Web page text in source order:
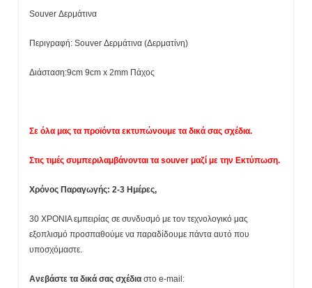
Souver Δερμάτινα
Περιγραφή: Souver Δερμάτινα (Δερματίνη)
Διάσταση:9cm 9cm x 2mm Πάχος
Σε όλα μας τα προϊόντα εκτυπώνουμε τα δικά σας σχέδια.
Στις τιμές συμπεριλαμβάνονται τα souver μαζί με την Εκτύπωση.
Χρόνος Παραγωγής: 2-3 Ημέρες,
30 ΧΡΟΝΙΑ εμπειρίας σε συνδυσμό με τον τεχνολογικό μας
εξοπλισμό προσπαθούμε να παραδίδουμε πάντα αυτό που
υποσχόμαστε.
Ανεβάστε τα δικά σας σχέδια στο e-mail: